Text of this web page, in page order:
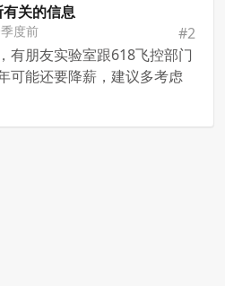
关的信息
度前 #2
有朋友实验室跟618飞控部门
可能还要降薪，建议多考虑